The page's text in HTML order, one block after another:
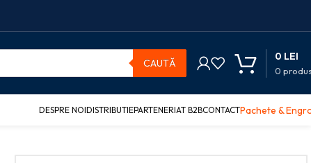
CAUTĂ
0
0 LEI
DESPRE NOIDISTRIBUTIEPARTENERIAT B2BCONTACTPachete &